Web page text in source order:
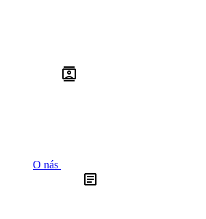
O nás